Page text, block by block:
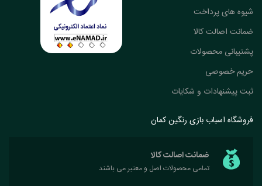
شیوه های پرداخت
ضمانت اصالت کالا
پشتیبانی محصولات
حریم خصوصی
ثبت پیشنهادات و شکایات
فروشگاه اسباب بازی رنگین کمان
ضمانت اصالت کالا
تمامی محصولات اصل و معتبر می باشند